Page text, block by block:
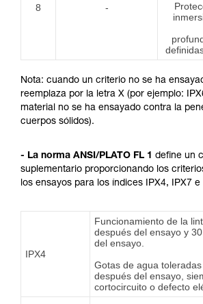
8 -
Nota: cuando un criterio no se ha
reemplaza por la letra X (por ejemplo:
material no se ha ensayado contra la
cuerpos sólidos).
- La norma ANSI/PLATO FL 1 define un
suplementario proporcionando los
los ensayos para los índices IPX4, IPX7 e
IPX4
Funcionamiento de la
después del ensayo y
del ensayo.
Gotas de agua
después del ensayo,
cortocircuito o defecto